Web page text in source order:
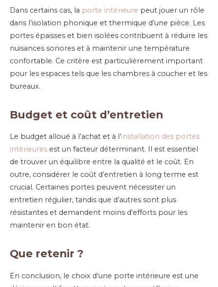
Dans certains cas, la porte intérieure peut jouer un rôle
dans l’isolation phonique et thermique d’une pièce. Les
portes épaisses et bien isolées contribuent à réduire les
nuisances sonores et à maintenir une température
confortable. Ce critère est particulièrement important
pour les espaces tels que les chambres à coucher et les
bureaux.
Budget et coût d’entretien
Le budget alloué à l’achat et à l’installation des portes
intérieures est un facteur déterminant. Il est essentiel
de trouver un équilibre entre la qualité et le coût. En
outre, considérer le coût d’entretien à long terme est
crucial. Certaines portes peuvent nécessiter un
entretien régulier, tandis que d’autres sont plus
résistantes et demandent moins d’efforts pour les
maintenir en bon état.
Que retenir ?
En conclusion, le choix d’une porte intérieure est une